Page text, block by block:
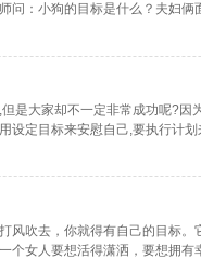
问：小狗的目标是什么？夫妇俩
是大家却不一定非常成功呢?
设定目标来安慰自己,要执行计
风吹去，你就得有自己的目标
个女人要想活得潇洒，要想拥有